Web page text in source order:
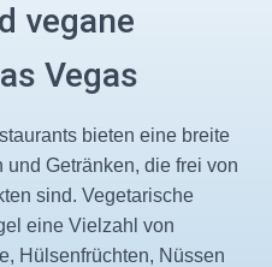
vegane
Vegas
bieten eine breite
Getränken, die frei von
sind. Vegetarische
eine Vielzahl von
Hülsenfrüchten, Nüssen